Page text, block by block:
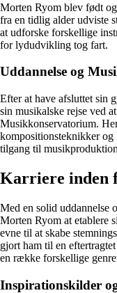
Morten Ryom blev født
fra en tidlig alder udviste
at udforske forskellige
for lydudvikling tog fart.
Uddannelse og
Efter at have afsluttet sin
sin musikalske rejse ved
Musikkonservatorium.
kompositionsteknikker
tilgang til
Karriere inden
Med en solid uddannelse
Morten Ryom at etablere
evne til at skabe
gjort ham til en
en række forskellige
Inspirationskilder